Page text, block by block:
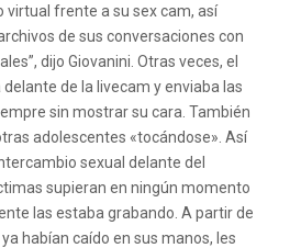
virtual frente a su sex cam, así
de sus conversaciones con
dijo Giovanini. Otras veces, el
de la livecam y enviaba las
sin mostrar su cara. También
adolescentes «tocándose». Así
sexual delante del
supieran en ningún momento
las estaba grabando. A partir de
habían caído en sus manos, les